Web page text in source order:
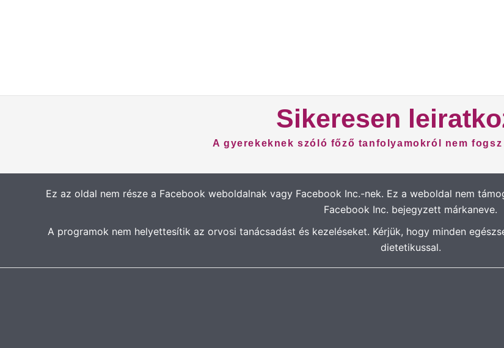
Sikeresen
A gyerekeknek szóló főző tanfolyamokról nem
Ez az oldal nem része a Facebook weboldalnak vagy Facebook Inc.-nek. Ez a weboldal nem
Facebook Inc. bejegyzett márkaneve.
A programok nem helyettesítik az orvosi tanácsadást és kezeléseket. Kérjük, hogy minden
dietetikussal.